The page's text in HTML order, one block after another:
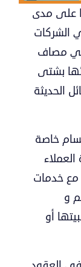
على مدى
الشركات
في مصاف
بشتى
الحديثة
خاصة
مع خدمات
و
أو